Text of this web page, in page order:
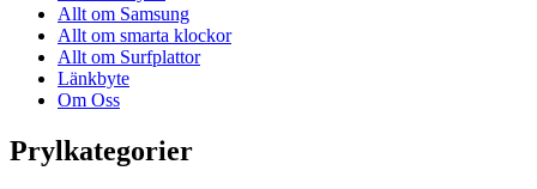
Allt om Samsung
Allt om smarta klockor
Allt om Surfplattor
Länkbyte
Om Oss
Prylkategorier